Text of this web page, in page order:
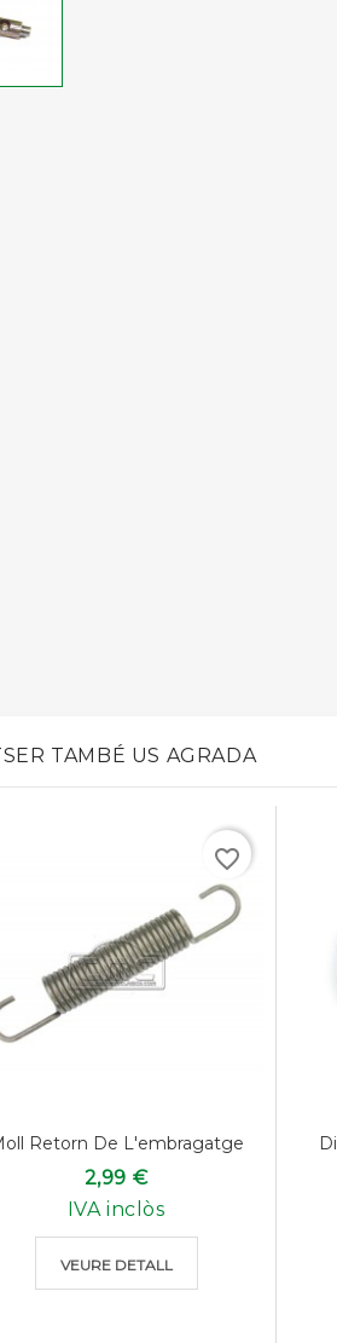
TAMBÉ US AGRADA
Retorn De L'embragatge
2,99 €
IVA inclòs
VEURE DETALL
favorite_border